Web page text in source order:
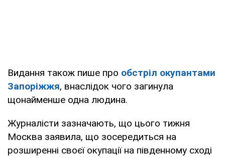
Видання також пише про обстріл окупантами
Запоріжжя, внаслідок чого загинула
щонайменше одна людина.
Журналісти зазначають, що цього тижня
Москва заявила, що зосередиться на
розширенні своєї окупації на південному сході